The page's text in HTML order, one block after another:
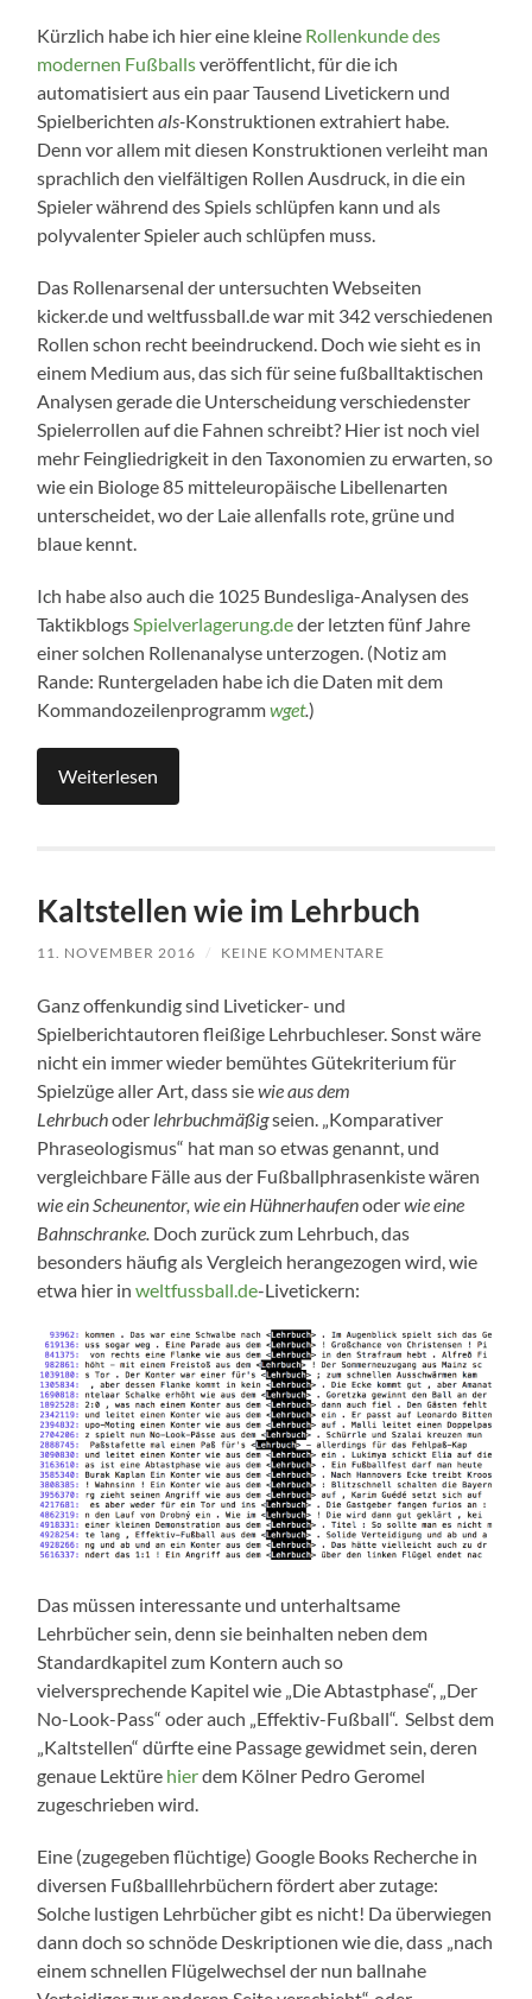
Kürzlich habe ich hier eine kleine Rollenkunde des
modernen Fußballsveröffentlicht, für die ich
automatisiert aus ein paar Tausend Livetickern und
Spielberichtenals-Konstruktionen extrahiert habe.
Denn vor allem mit diesen Konstruktionen verleiht man
sprachlich den vielfältigen Rollen Ausdruck, in die ein
Spieler während des Spiels schlüpfen kann und als
polyvalenter Spieler auch schlüpfen muss.
Das Rollenarsenal der untersuchten Webseiten
kicker.de und weltfussball.de war mit 342 verschiedenen
Rollen schon recht beeindruckend. Doch wie sieht es in
einem Medium aus, das sich für seine fußballtaktischen
Analysen gerade die Unterscheidung verschiedenster
Spielerrollen auf die Fahnen schreibt? Hier ist noch viel
mehr Feingliedrigkeit in den Taxonomien zu erwarten, so
wie ein Biologe 85 mitteleuropäische Libellenarten
unterscheidet, wo der Laie allenfalls rote, grüne und
blaue kennt.
Ich habe also auch die 1025 Bundesliga-Analysen des
TaktikblogsSpielverlagerung.deder letzten fünf Jahre
einer solchen Rollenanalyse unterzogen. (Notiz am
Rande: Runtergeladen habe ich die Daten mit dem
Kommandozeilenprogrammwget.)
Weiterlesen
Kaltstellen wie im Lehrbuch
11. NOVEMBER 2016 / KEINE KOMMENTARE
Ganz offenkundig sind Liveticker- und
Spielberichtautoren fleißige Lehrbuchleser. Sonst wäre
nicht ein immer wieder bemühtes Gütekriterium für
Spielzüge aller Art, dass siewie aus dem
Lehrbuchoder lehrbuchmäßigseien. „Komparativer
Phraseologismus“ hat man so etwas genannt, und
vergleichbare Fälle aus der Fußballphrasenkiste wären
wie ein Scheunentor, wie ein Hühnerhaufenoderwie eine
Bahnschranke. Doch zurück zum Lehrbuch, das
besonders häufig als Vergleich herangezogen wird, wie
etwa hier inweltfussball.de-Livetickern:
Das müssen interessante und unterhaltsame
Lehrbücher sein, denn sie beinhalten neben dem
Standardkapitel zum Kontern auch so
vielversprechende Kapitel wie „Die Abtastphase“, „Der
No-Look-Pass“ oder auch „Effektiv-Fußball“. Selbst dem
„Kaltstellen“ dürfte eine Passage gewidmet sein, deren
genaue Lektüre hierdem Kölner Pedro Geromel
zugeschrieben wird.
Eine (zugegeben flüchtige) Google Books Recherche in
diversen Fußballlehrbüchern fördert aber zutage:
Solche lustigen Lehrbücher gibt es nicht! Da überwiegen
dann doch so schnöde Deskriptionen wie die, dass „nach
einem schnellen Flügelwechsel der nun ballnahe